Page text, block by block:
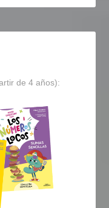
de 4 años):